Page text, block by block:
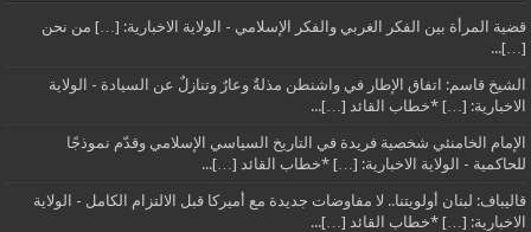
قضية المرأة بين الفكر الغربي والفكر الإسلامي - الولاية الاخبارية: […] من نحن
[…]...
الشيخ قاسم: اتفاق الإطار في واشنطن مذلةٌ وعارٌ وتنازلٌ عن السيادة - الولاية
الاخبارية: […] *خطاب القائد […]...
الإمام الخامنئي شخصية فريدة في التاريخ السياسي الإسلامي وقدّم نموذجًا
للحاكمية - الولاية الاخبارية: […] *خطاب القائد […]...
قاليباف: لبنان أولويتنا.. لا مفاوضات جديدة مع أميركا قبل الالتزام الكامل - الولاية
الاخبارية: […] *خطاب القائد […]...